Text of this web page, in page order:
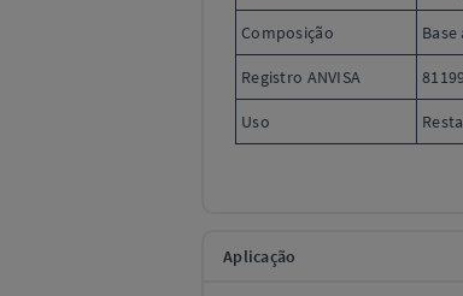
Composição
Registro ANVISA
Uso
Aplicação